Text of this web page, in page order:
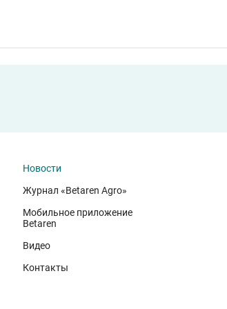
округа. Они демонстрируют,
эффективной защите растений и
пшеницы. Это достижение
году. Ермоловка максимально
короткая неполегающая
Новости
Журнал «Betaren Agro»
Мобильное приложение
Betaren
Видео
Контакты